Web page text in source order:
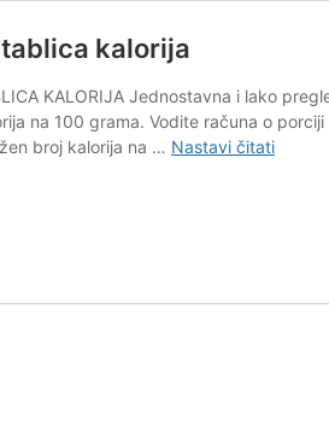
kalorija
KALORIJA Jednostavna i lako
na 100 grama. Vodite računa o
broj kalorija na … Nastavi čitatiKalorije: